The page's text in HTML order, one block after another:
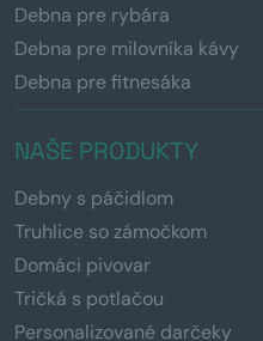
Debna pre rybára
Debna pre milovníka kávy
Debna pre fitnesáka
NAŠE PRODUKTY
Debny s páčidlom
Truhlice so zámočkom
Domáci pivovar
Tričká s potlačou
Personalizované darčeky